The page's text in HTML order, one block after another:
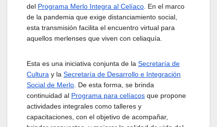
del Programa Merlo Integra al Celíaco . En el marco
de la pandemia que exige distanciamiento social,
esta transmisión facilita el encuentro virtual para
aquellos merlenses que viven con celiaquía.
Esta es una iniciativa conjunta de la Secretaría de
Cultura y la Secretaría de Desarrollo e Integración
Social de Merlo . De esta forma, se brinda
continuidad al Programa para celíacos que propone
actividades integrales como talleres y
capacitaciones, con el objetivo de acompañar,